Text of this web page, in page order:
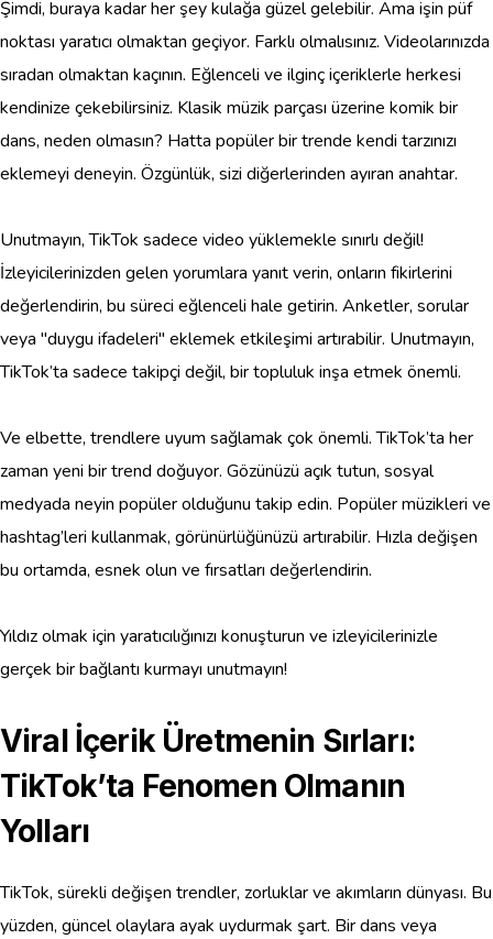
Şimdi, buraya kadar her şey kulağa güzel gelebilir. Ama işin püf
noktası yaratıcı olmaktan geçiyor. Farklı olmalısınız. Videolarınızda
sıradan olmaktan kaçının. Eğlenceli ve ilginç içeriklerle herkesi
kendinize çekebilirsiniz. Klasik müzik parçası üzerine komik bir
dans, neden olmasın? Hatta popüler bir trende kendi tarzınızı
eklemeyi deneyin. Özgünlük, sizi diğerlerinden ayıran anahtar.
Unutmayın, TikTok sadece video yüklemekle sınırlı değil!
İzleyicilerinizden gelen yorumlara yanıt verin, onların fikirlerini
değerlendirin, bu süreci eğlenceli hale getirin. Anketler, sorular
veya "duygu ifadeleri" eklemek etkileşimi artırabilir. Unutmayın,
TikTok’ta sadece takipçi değil, bir topluluk inşa etmek önemli.
Ve elbette, trendlere uyum sağlamak çok önemli. TikTok’ta her
zaman yeni bir trend doğuyor. Gözünüzü açık tutun, sosyal
medyada neyin popüler olduğunu takip edin. Popüler müzikleri ve
hashtag’leri kullanmak, görünürlüğünüzü artırabilir. Hızla değişen
bu ortamda, esnek olun ve fırsatları değerlendirin.
Yıldız olmak için yaratıcılığınızı konuşturun ve izleyicilerinizle
gerçek bir bağlantı kurmayı unutmayın!
Viral İçerik Üretmenin Sırları:
TikTok’ta Fenomen Olmanın
Yolları
TikTok, sürekli değişen trendler, zorluklar ve akımların dünyası. Bu
yüzden, güncel olaylara ayak uydurmak şart. Bir dans veya